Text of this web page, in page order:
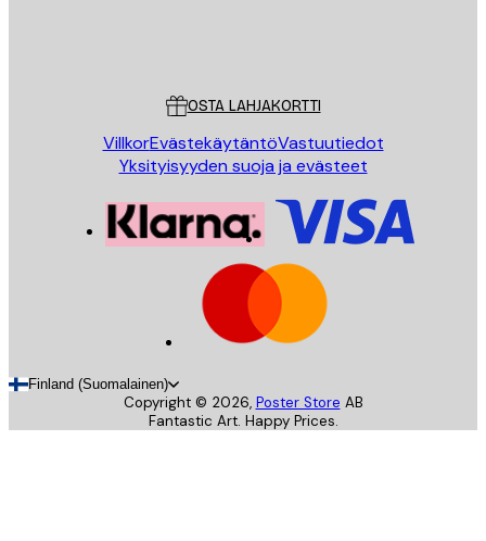
OSTA LAHJAKORTTI
VillkorEvästekäytäntöVastuutiedot
Yksityisyyden suoja ja evästeet
Finland (Suomalainen)
Copyright © 2026, Poster Store AB
Fantastic Art. Happy Prices.